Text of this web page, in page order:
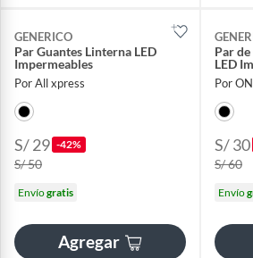
GENERICO
Par Guantes Linterna LED
Impermeables
Por All xpress
S/ 29 -42%
S/ 50
Envíogratis
Agregar
Par
LED
Por
S/ 30
S/ 60
Envío